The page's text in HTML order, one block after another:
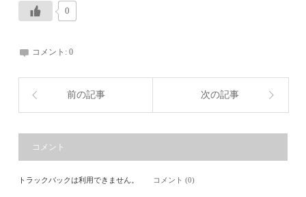
0
コメント:0
前の記事 次の記事
コメント
トラックバックは利用できません。 コメント (0)